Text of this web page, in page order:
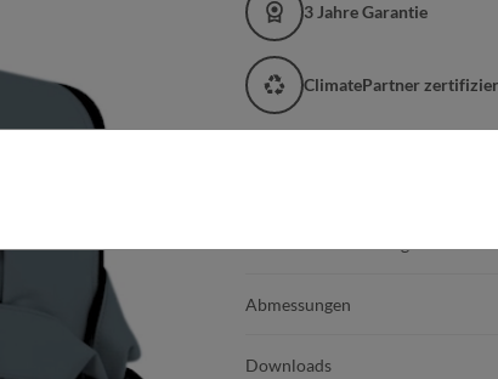
3 Jahre Garantie
ClimatePartner
Abmessungen
Downloads